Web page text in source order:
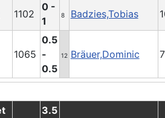
1102
0 -
1
8 Badzies,Tobias
1065
0.5
-
0.5
12 Bräuer,Dominic
3.5